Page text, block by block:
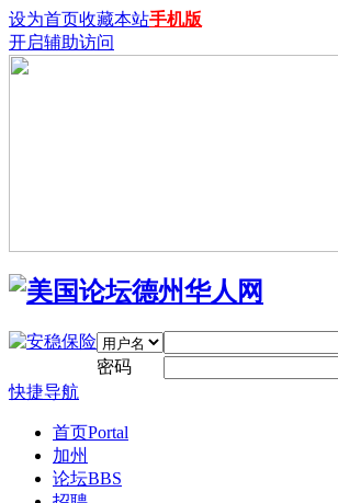
设为首页收藏本站手机版
开启辅助访问
密码
快捷导航
首页Portal
加州
论坛BBS